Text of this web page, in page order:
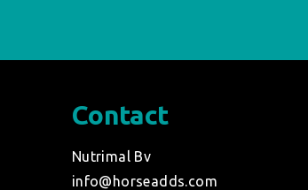
Contact
Nutrimal Bv
info@horseadds.com